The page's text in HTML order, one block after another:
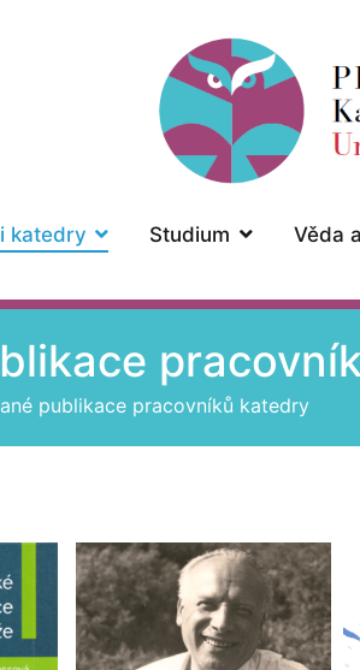
katedry Studium Věda
publikace pracovníků katedry